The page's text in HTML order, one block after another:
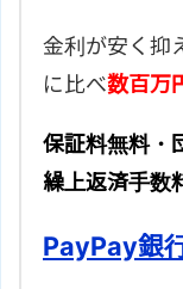
金利が安く抑
に比べ数百万
保証料無料・
繰上返済手数
PayPay銀